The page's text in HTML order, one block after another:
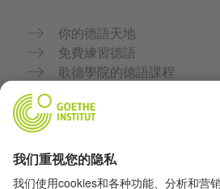
你的德語天地
免費練習德語
歌德學院的德語課程
隱私與無障礙